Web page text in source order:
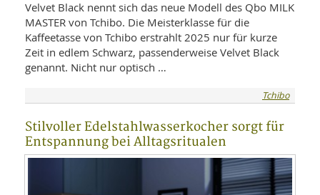
Velvet Black nennt sich das neue Modell des Qbo MILK
MASTER von Tchibo. Die Meisterklasse für die
Kaffeetasse von Tchibo erstrahlt 2025 nur für kurze
Zeit in edlem Schwarz, passenderweise Velvet Black
genannt. Nicht nur optisch …
Tchibo
Stilvoller Edelstahlwasserkocher sorgt für
Entspannung bei Alltagsritualen